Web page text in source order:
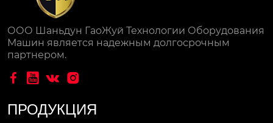
ООО Шаньдун ГаоЖуй Технологии Оборудования
Машин является надежным долгосрочным
партнером.
   
ПРОДУКЦИЯ